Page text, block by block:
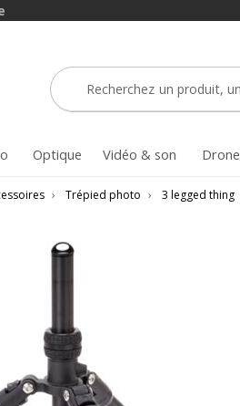
Optique Vidéo & son Drone
› Trépied photo › 3 legged thing